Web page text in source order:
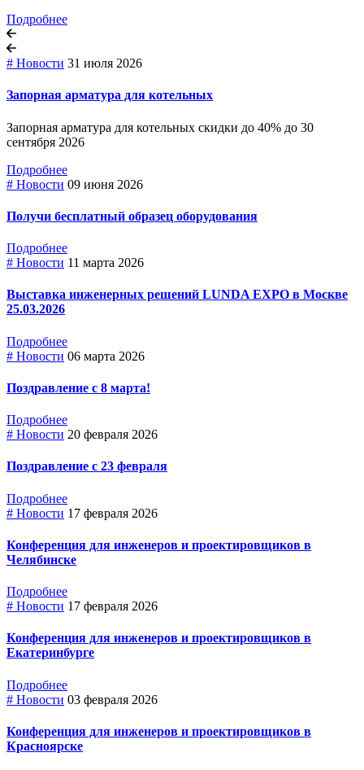
Подробнее
# Новости 31 июля 2026
Запорная арматура для котельных
Запорная арматура для котельных скидки до 40% до 30
сентября 2026
Подробнее
# Новости 09 июня 2026
Получи бесплатный образец оборудования
Подробнее
# Новости 11 марта 2026
Выставка инженерных решений LUNDA EXPO в Москве
25.03.2026
Подробнее
# Новости 06 марта 2026
Поздравление с 8 марта!
Подробнее
# Новости 20 февраля 2026
Поздравление с 23 февраля
Подробнее
# Новости 17 февраля 2026
Конференция для инженеров и проектировщиков в
Челябинске
Подробнее
# Новости 17 февраля 2026
Конференция для инженеров и проектировщиков в
Екатеринбурге
Подробнее
# Новости 03 февраля 2026
Конференция для инженеров и проектировщиков в
Красноярске